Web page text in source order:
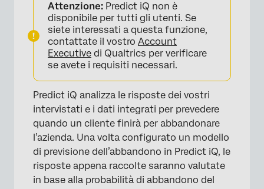
×
Attenzione: Predict iQ non è
disponibile per tutti gli utenti. Se
siete interessati a questa funzione,
contattate il vostro Account
Executive di Qualtrics per verificare
se avete i requisiti necessari.
Predict iQ analizza le risposte dei vostri
intervistati e i dati integrati per prevedere
quando un cliente finirà per abbandonare
l’azienda. Una volta configurato un modello
di previsione dell’abbandono in Predict iQ, le
risposte appena raccolte saranno valutate
in base alla probabilità di abbandono del